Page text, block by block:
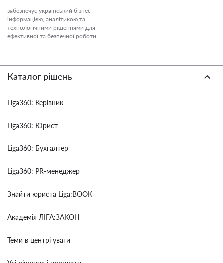
забезпечує український бізнес
інформацією, аналітикою та
технологічними рішеннями для
ефективної та безпечної роботи.
Каталог рішень
Liga360: Керівник
Liga360: Юрист
Liga360: Бухгалтер
Liga360: PR-менеджер
Знайти юриста Liga:BOOK
Академія ЛІГА:ЗАКОН
Теми в центрі уваги